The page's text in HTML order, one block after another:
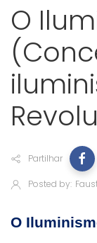
O
Partilhar
Posted by:
O